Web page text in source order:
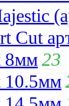
Cut
8мм23
10.5мм